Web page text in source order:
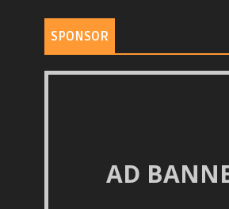
SPONSOR
AD